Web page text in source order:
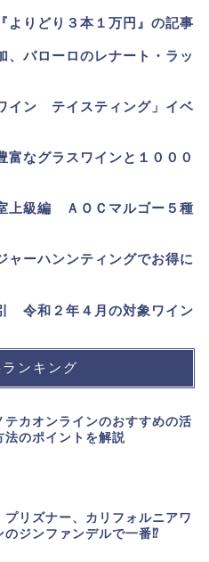
りどり３本１万円』の記事
バローロのレナート・ラッ
イン テイスティング」イベ
なグラスワインと１０００
上級編 ＡＯＣマルゴー５種
ーハンンティングでお得に
令和２年４月の対象ワイン
ンキング
テカオンラインのおすすめの活
法のポイントを解説
プリズナー、カリフォルニアワ
のジンファンデルで一番⁉